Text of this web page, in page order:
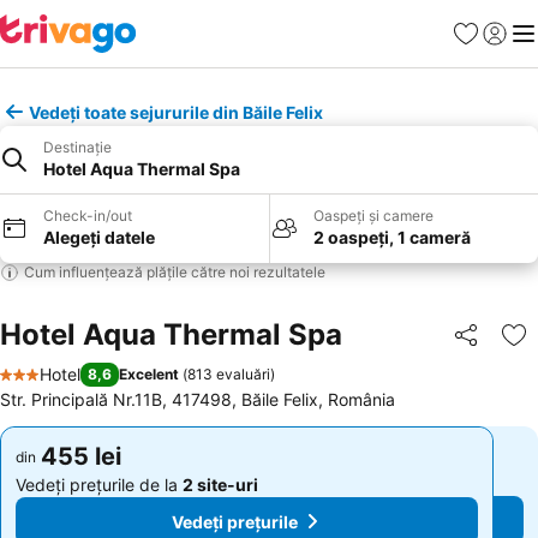
Favorite
Vedeți toate sejururile din Băile Felix
Destinație
Hotel Aqua Thermal Spa
Check-in/out
Alegeți datele
Oaspeți și camere
2 oaspeți, 1 cameră
Cum influențează plățile către noi rezultatele
Hotel Aqua Thermal Spa Distribuiți
3 Stele
Hotel 8,6 Excelent (813 evaluări)
Str. Principală Nr.11B, 417498, Băile Felix, România
din 455 lei
Vedeți prețurile de la 2 site-uri
Vedeți prețurile
din 455 lei
Vedeți prețurile de la 2 site-uri
Vedeți prețurile